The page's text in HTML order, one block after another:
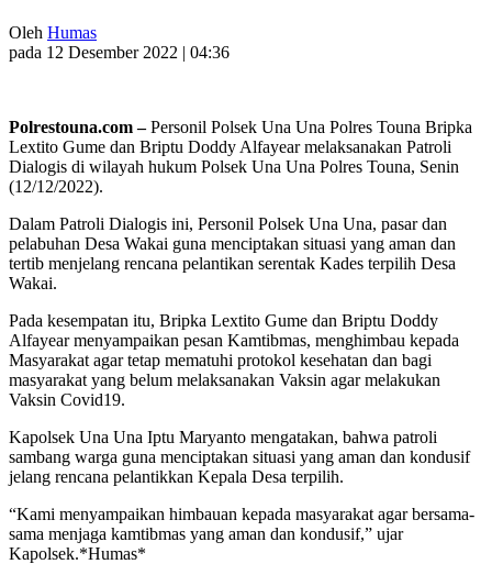
Oleh Humas
pada 12 Desember 2022 | 04:36
Polrestouna.com –Personil Polsek Una Una Polres Touna Bripka
Lextito Gume dan Briptu Doddy Alfayear melaksanakan Patroli
Dialogis di wilayah hukum Polsek Una Una Polres Touna, Senin
(12/12/2022).
Dalam Patroli Dialogis ini, Personil Polsek Una Una, pasar dan
pelabuhan Desa Wakai guna menciptakan situasi yang aman dan
tertib menjelang rencana pelantikan serentak Kades terpilih Desa
Wakai.
Pada kesempatan itu, Bripka Lextito Gume dan Briptu Doddy
Alfayear menyampaikan pesan Kamtibmas, menghimbau kepada
Masyarakat agar tetap mematuhi protokol kesehatan dan bagi
masyarakat yang belum melaksanakan Vaksin agar melakukan
Vaksin Covid19.
Kapolsek Una Una Iptu Maryanto mengatakan, bahwa patroli
sambang warga guna menciptakan situasi yang aman dan kondusif
jelang rencana pelantikkan Kepala Desa terpilih.
“Kami menyampaikan himbauan kepada masyarakat agar bersama-
sama menjaga kamtibmas yang aman dan kondusif,” ujar
Kapolsek.*Humas*